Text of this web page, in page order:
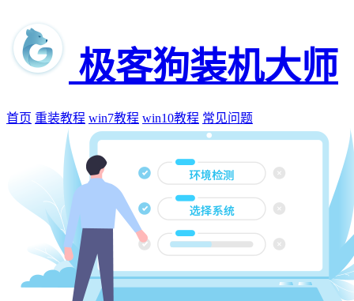
极客狗装机大师
首页 重装教程 win7教程 win10教程 常见问题